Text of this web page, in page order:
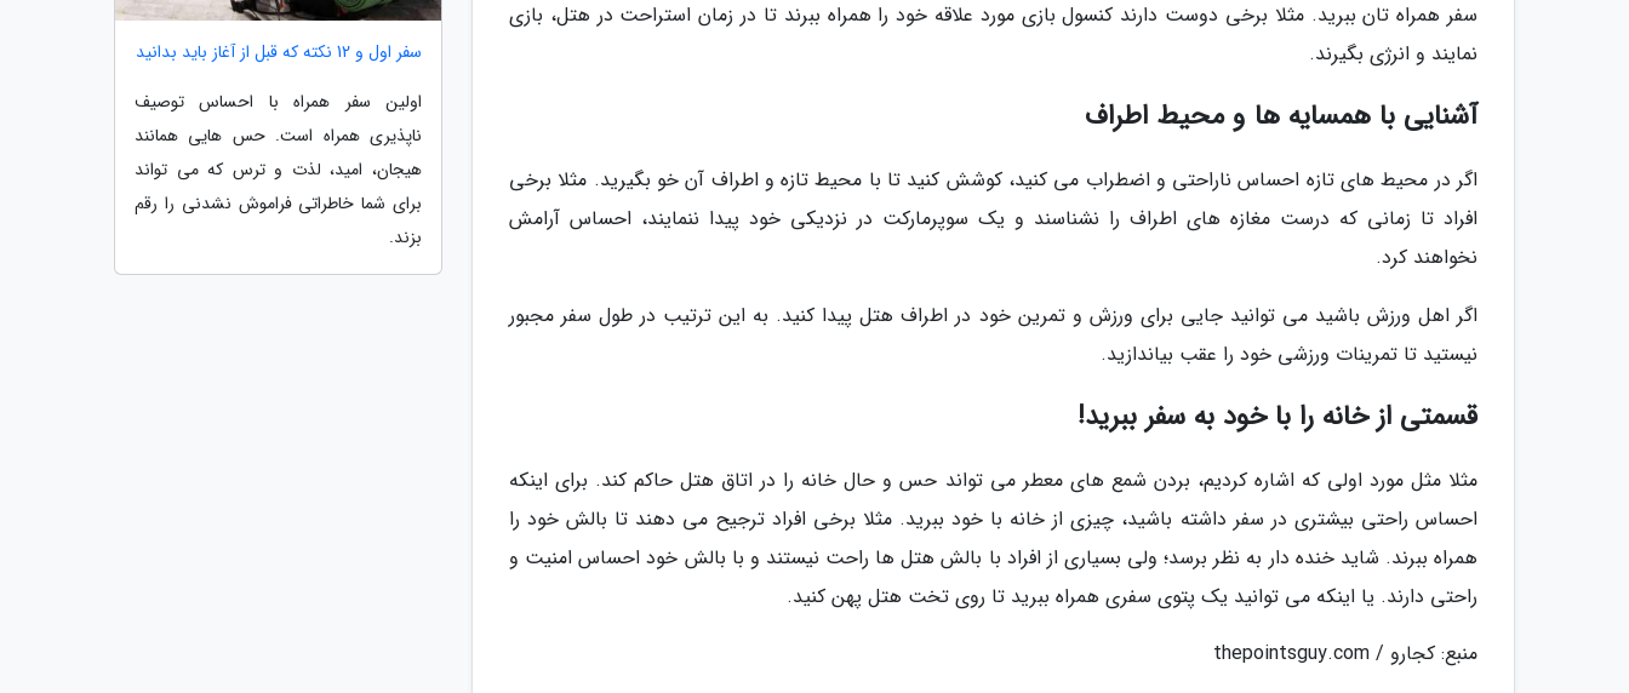
سفر همراه تان ببرید. مثلا برخی دوست دارند کنسول بازی مورد علاقه خود را همراه ببرند تا در زمان استراحت در هتل، بازی
نمایند و انرژی بگیرند.
آشنایی با همسایه ها و محیط اطراف
اگر در محیط های تازه احساس ناراحتی و اضطراب می کنید، کوشش کنید تا با محیط تازه و اطراف آن خو بگیرید. مثلا برخی
افراد تا زمانی که درست مغازه های اطراف را نشناسند و یک سوپرمارکت در نزدیکی خود پیدا ننمایند، احساس آرامش
نخواهند کرد.
اگر اهل ورزش باشید می توانید جایی برای ورزش و تمرین خود در اطراف هتل پیدا کنید. به این ترتیب در طول سفر مجبور
نیستید تا تمرینات ورزشی خود را عقب بیاندازید.
قسمتی از خانه را با خود به سفر ببرید!
مثلا مثل مورد اولی که اشاره کردیم، بردن شمع های معطر می تواند حس و حال خانه را در اتاق هتل حاکم کند. برای اینکه
احساس راحتی بیشتری در سفر داشته باشید، چیزی از خانه با خود ببرید. مثلا برخی افراد ترجیح می دهند تا بالش خود را
همراه ببرند. شاید خنده دار به نظر برسد؛ ولی بسیاری از افراد با بالش هتل ها راحت نیستند و با بالش خود احساس امنیت و
راحتی دارند. یا اینکه می توانید یک پتوی سفری همراه ببرید تا روی تخت هتل پهن کنید.
منبع: کجارو / thepointsguy.com
سفر اول و 12 نکته که قبل از آغاز باید بدانید
اولین سفر همراه با احساس توصیف
ناپذیری همراه است. حس هایی همانند
هیجان، امید، لذت و ترس که می تواند
برای شما خاطراتی فراموش نشدنی را رقم
بزند.